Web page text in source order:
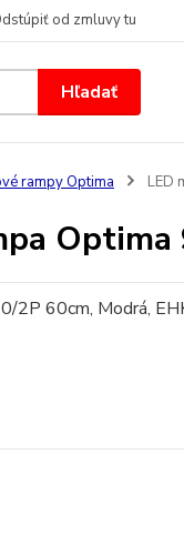
od zmluvy tu
Hľadať
rampy Optima LED